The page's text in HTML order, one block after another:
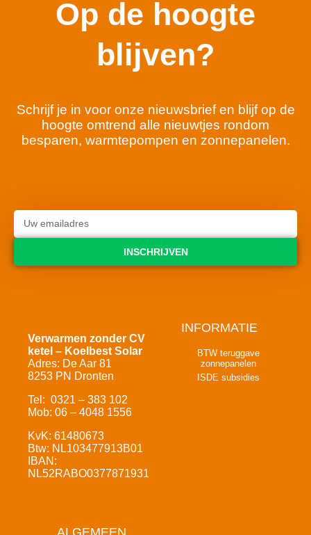
Op de hoogte
blijven?
Schrijf je in voor onze nieuwsbrief en blijf op de
hoogte omtrend alle nieuwtjes rondom
besparen, warmtepompen en zonnepanelen.
INSCHRIJVEN
Verwarmen zonder CV
ketel – Koelbest Solar
Adres: De Aar 81
8253 PN Dronten
Tel: 0321 – 383 102
Mob: 06 – 4048 1556
KvK: 61480673
Btw: NL103477913B01
IBAN:
NL52RABO0377871931
INFORMATIE
BTW teruggave
zonnepanelen
ISDE subsidies
ALGEMEEN